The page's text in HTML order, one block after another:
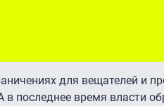
для вещателей и
в последнее время власти